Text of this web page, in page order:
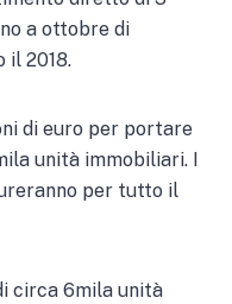
a ottobre di
il 2018.
di euro per portare
unità immobiliari. I
per tutto il
circa 6mila unità